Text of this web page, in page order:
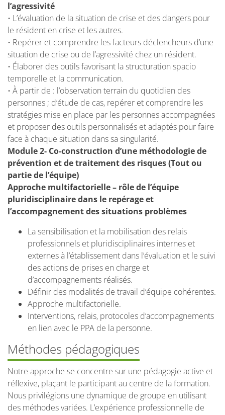
l’agressivité
• L’évaluation de la situation de crise et des dangers pour
le résident en crise et les autres.
• Repérer et comprendre les facteurs déclencheurs d’une
situation de crise ou de l’agressivité chez un résident.
• Élaborer des outils favorisant la structuration spacio
temporelle et la communication.
• À partir de : l’observation terrain du quotidien des
personnes ; d’étude de cas, repérer et comprendre les
stratégies mise en place par les personnes accompagnées
et proposer des outils personnalisés et adaptés pour faire
face à chaque situation dans sa singularité.
Module 2- Co-construction d’une méthodologie de
prévention et de traitement des risques (Tout ou
partie de l’équipe)
Approche multifactorielle – rôle de l’équipe
pluridisciplinaire dans le repérage et
l’accompagnement des situations problèmes
La sensibilisation et la mobilisation des relais
professionnels et pluridisciplinaires internes et
externes à l’établissement dans l’évaluation et le suivi
des actions de prises en charge et
d’accompagnements réalisés.
Définir des modalités de travail d’équipe cohérentes.
Approche multifactorielle.
Interventions, relais, protocoles d’accompagnements
en lien avec le PPA de la personne.
Méthodes pédagogiques
Notre approche se concentre sur une pédagogie active et
réflexive, plaçant le participant au centre de la formation.
Nous privilégions une dynamique de groupe en utilisant
des méthodes variées. L’expérience professionnelle de